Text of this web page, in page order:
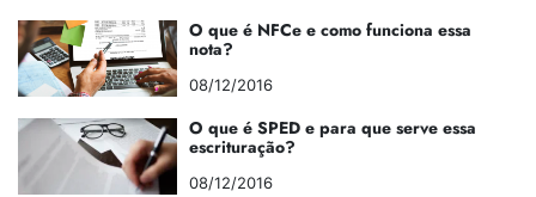
O que é NFCe e como funciona essa
nota?
08/12/2016
O que é SPED e para que serve essa
escrituração?
08/12/2016